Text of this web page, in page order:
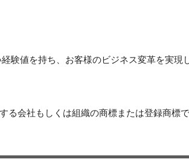
験値を持ち、お客様のビジネス変革を実現
会社もしくは組織の商標または登録商標で